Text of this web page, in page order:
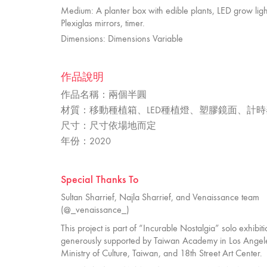
Medium: A planter box with edible plants, LED grow
Plexiglas mirrors, timer.
Dimensions: Dimensions Variable
作品說明
作品名稱：兩個半圓
材質：移動種植箱、LED種植燈、塑膠鏡面、計
尺寸：尺寸依場地而定
年份：2020
Special Thanks To
Sultan Sharrief, Najla Sharrief, and Venaissance team
(@_venaissance_)
This project is part of “Incurable Nostalgia” solo
generously supported by Taiwan Academy in Los
Ministry of Culture, Taiwan, and 18th Street Art Center.